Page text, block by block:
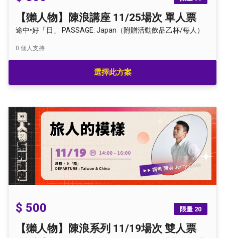
【獺人物】陳浪講座 11/25場次 單人票
途中•好「日」 PASSAGE: Japan（附贈活動飲品乙杯/每人）
0 個人支持
選擇此方案
$ 500 限量 20
【獺人物】陳浪系列 11/19場次 雙人票